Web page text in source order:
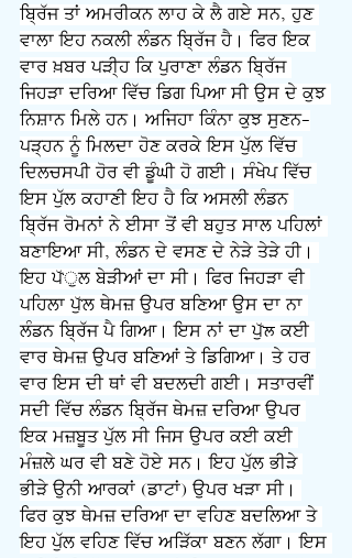
ਬ੍ਰਿੱਜ ਤਾਂ ਅਮਰੀਕਨ ਲਾਹ ਕੇ ਲੈ ਗਏ ਸਨ, ਹੁਣ
ਵਾਲਾ ਇਹ ਨਕਲੀ ਲੰਡਨ ਬ੍ਰਿੱਜ ਹੈ। ਫਿਰ ਇਕ
ਵਾਰ ਖ਼ਬਰ ਪੜੀ੍ਹ ਕਿ ਪੁਰਾਣਾ ਲੰਡਨ ਬ੍ਰਿੱਜ
ਜਿਹੜਾ ਦਰਿਆ ਵਿੱਚ ਡਿਗ ਪਿਆ ਸੀ ਉਸ ਦੇ ਕੁਝ
ਨਿਸ਼ਾਨ ਮਿਲੇ ਹਨ। ਅਜਿਹਾ ਕਿੰਨਾ ਕੁਝ ਸੁਣਨ-
ਪੜ੍ਹਨ ਨੂੰ ਮਿਲਦਾ ਹੋਣ ਕਰਕੇ ਇਸ ਪੁੱਲ ਵਿੱਚ
ਦਿਲਚਸਪੀ ਹੋਰ ਵੀ ਡੂੰਘੀ ਹੋ ਗਈ। ਸੰਖੇਪ ਵਿੱਚ
ਇਸ ਪੁੱਲ ਕਹਾਣੀ ਇਹ ਹੈ ਕਿ ਅਸਲੀ ਲੰਡਨ
ਬ੍ਰਿੱਜ ਰੋਮਨਾਂ ਨੇ ਈਸਾ ਤੋਂ ਵੀ ਬਹੁਤ ਸਾਲ ਪਹਿਲਾਂ
ਬਣਾਇਆ ਸੀ, ਲੰਡਨ ਦੇ ਵਸਣ ਦੇ ਨੇੜੇ ਤੇੜੇ ਹੀ।
ਇਹ ਪwੁਲ ਬੇੜੀਆਂ ਦਾ ਸੀ। ਫਿਰ ਜਿਹੜਾ ਵੀ
ਪਹਿਲਾ ਪੁwਲ ਥੇਮਜ਼ ਉਪਰ ਬਣਿਆ ਉਸ ਦਾ ਨਾ
ਲੰਡਨ ਬ੍ਰਿੱਜ ਪੈ ਗਿਆ। ਇਸ ਨਾਂ ਦਾ ਪੁwl ਕਈ
ਵਾਰ ਥੇਮਜ਼ ਉਪਰ ਬਣਿਆਂ ਤੇ ਡਿਗਿਆ। ਤੇ ਹਰ
ਵਾਰ ਇਸ ਦੀ ਥਾਂ ਵੀ ਬਦਲਦੀ ਗਈ। ਸਤਾਰਵੀਂ
ਸਦੀ ਵਿੱਚ ਲੰਡਨ ਬ੍ਰਿੱਜ ਥੇਮਜ਼ ਦਰਿਆ ਉਪਰ
ਇਕ ਮਜ਼ਬੂਤ ਪੁੱਲ ਸੀ ਜਿਸ ਉਪਰ ਕਈ ਕਈ
ਮੰਜ਼ਲੇ ਘਰ ਵੀ ਬਣੇ ਹੋਏ ਸਨ। ਇਹ ਪੁੱਲ ਭੀੜੇ
ਭੀੜੇ ਉਨੀ ਆਰਕਾਂ (ਡਾਟਾਂ) ਉਪਰ ਖੜਾ ਸੀ।
ਫਿਰ ਕੁਝ ਥੇਮਜ਼ ਦਰਿਆ ਦਾ ਵਹਿਣ ਬਦਲਿਆ ਤੇ
ਇਹ ਪੁੱਲ ਵਹਿਣ ਵਿੱਚ ਅੜਿੱਕਾ ਬਣਨ ਲੱਗਾ। ਇਸ